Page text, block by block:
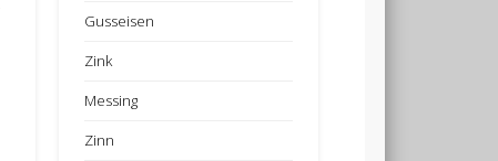
Gusseisen
Zink
Messing
Zinn